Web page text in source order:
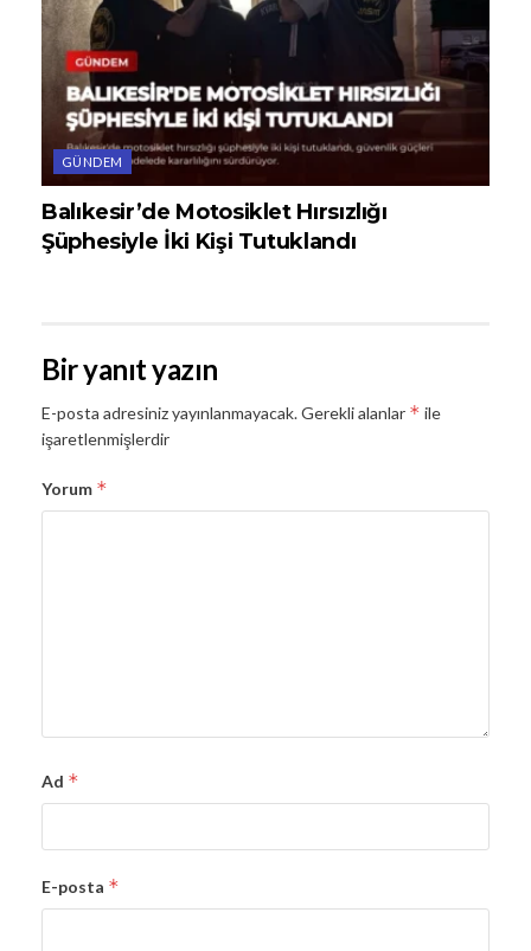
GÜNDEM
Balıkesir’de Motosiklet Hırsızlığı
Şüphesiyle İki Kişi Tutuklandı
Bir yanıt yazın
E-posta adresiniz yayınlanmayacak.Gerekli alanlar * ile
işaretlenmişlerdir
Yorum *
Ad *
E-posta *